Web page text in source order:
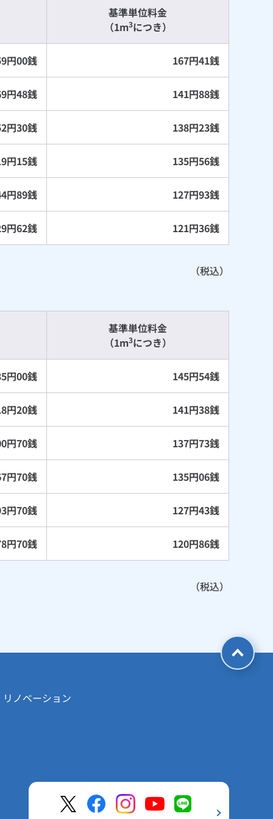
基準単位料金
（1m3につき）
円00銭 167円41銭
円48銭 141円88銭
円30銭 138円23銭
円15銭 135円56銭
円89銭 127円93銭
円62銭 121円36銭
（税込）
基準単位料金
（1m3につき）
円00銭 145円54銭
円20銭 141円38銭
円70銭 137円73銭
円70銭 135円06銭
円70銭 127円43銭
円70銭 120円86銭
（税込）
ノベーション